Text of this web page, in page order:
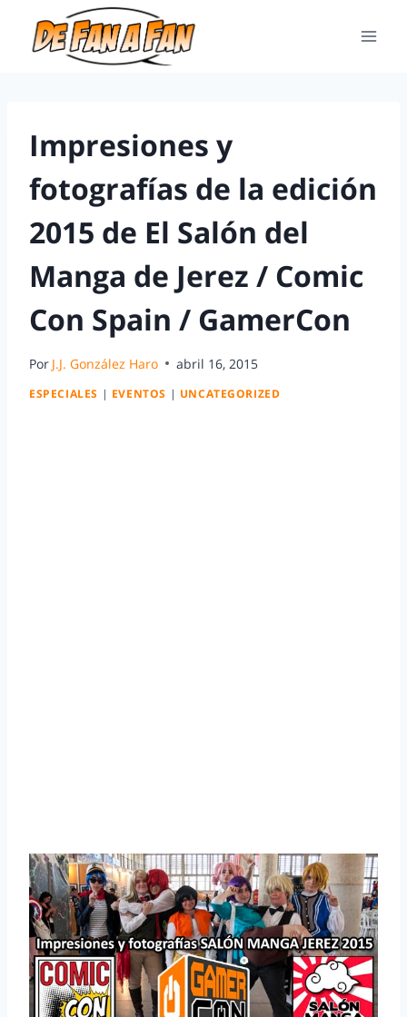
Impresiones y
fotografías de la edición
2015 de El Salón del
Manga de Jerez / Comic
Con Spain / GamerCon
Por J.J. González Haro abril 16, 2015
ESPECIALES | EVENTOS | UNCATEGORIZED